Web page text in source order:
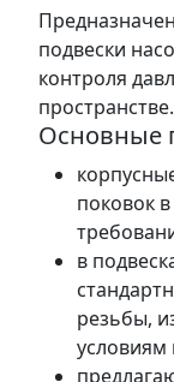
подвески
контроля
пространстве.
Основные
поковок
в
резьбы,
условиям